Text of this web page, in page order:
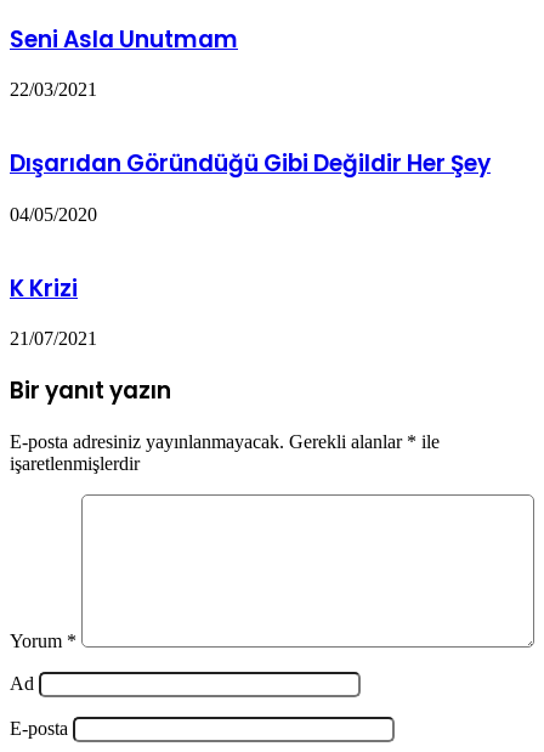
Seni Asla Unutmam
22/03/2021
Dışarıdan Göründüğü Gibi Değildir Her Şey
04/05/2020
K Krizi
21/07/2021
Bir yanıt yazın
E-posta adresiniz yayınlanmayacak. Gerekli alanlar * ile
işaretlenmişlerdir
Yorum *
Ad
E-posta